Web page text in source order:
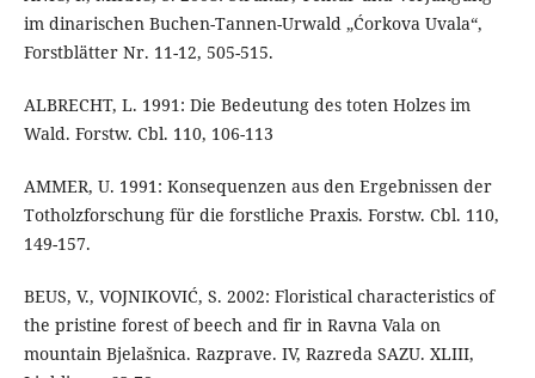
im dinarischen Buchen-Tannen-Urwald „Ćorkova Uvala“,
Forstblätter Nr. 11-12, 505-515.
ALBRECHT, L. 1991: Die Bedeutung des toten Holzes im
Wald. Forstw. Cbl. 110, 106-113
AMMER, U. 1991: Konsequenzen aus den Ergebnissen der
Totholzforschung für die forstliche Praxis. Forstw. Cbl. 110,
149-157.
BEUS, V., VOJNIKOVIĆ, S. 2002: Floristical characteristics of
the pristine forest of beech and fir in Ravna Vala on
mountain Bjelašnica. Razprave. IV, Razreda SAZU. XLIII,